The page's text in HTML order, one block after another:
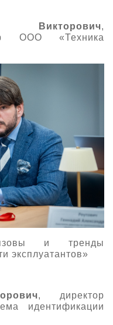
Викторович,
ООО «Техника
и тренды
эксплуатантов»
, директор
идентификации